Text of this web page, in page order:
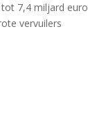
7,4 miljard euro
vervuilers